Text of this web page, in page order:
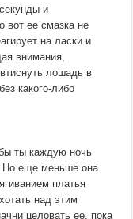
и
вот ее смазка не
на ласки и
внимания,
лошадь в
какого-либо
ты каждую ночь
Но еще меньше она
платья
над этим
целовать ее, пока